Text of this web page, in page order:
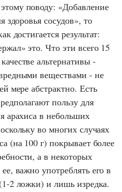
поводу: «Добавление
здоровья сосудов», то
достигается результат:
это. Что эти всего 15
альтернативы -
веществами - не
мере абстрактно. Есть
пользу для
арахиса в небольших
во многих случаях
(на 100 г) покрывает более
а в некоторых
важно употреблять его в
2 ложки) и лишь изредка.